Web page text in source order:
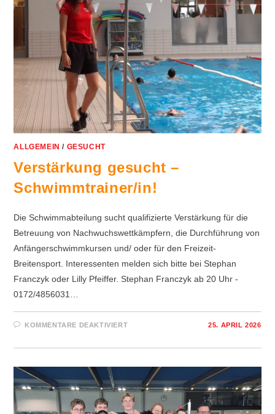
ALLGEMEIN / GESUCHT
Verstärkung gesucht –
Schwimmtrainer/in!
Die Schwimmabteilung sucht qualifizierte Verstärkung für die
Betreuung von Nachwuchswettkämpfern, die Durchführung von
Anfängerschwimmkursen und/ oder für den Freizeit-
Breitensport. Interessenten melden sich bitte bei Stephan
Franczyk oder Lilly Pfeiffer. Stephan Franczyk ab 20 Uhr -
0172/4856031…
KOMMENTARE DEAKTIVIERTFÜR
–
25. APRIL 2026